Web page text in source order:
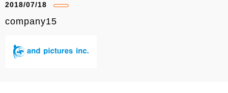
2018/07/18
company15